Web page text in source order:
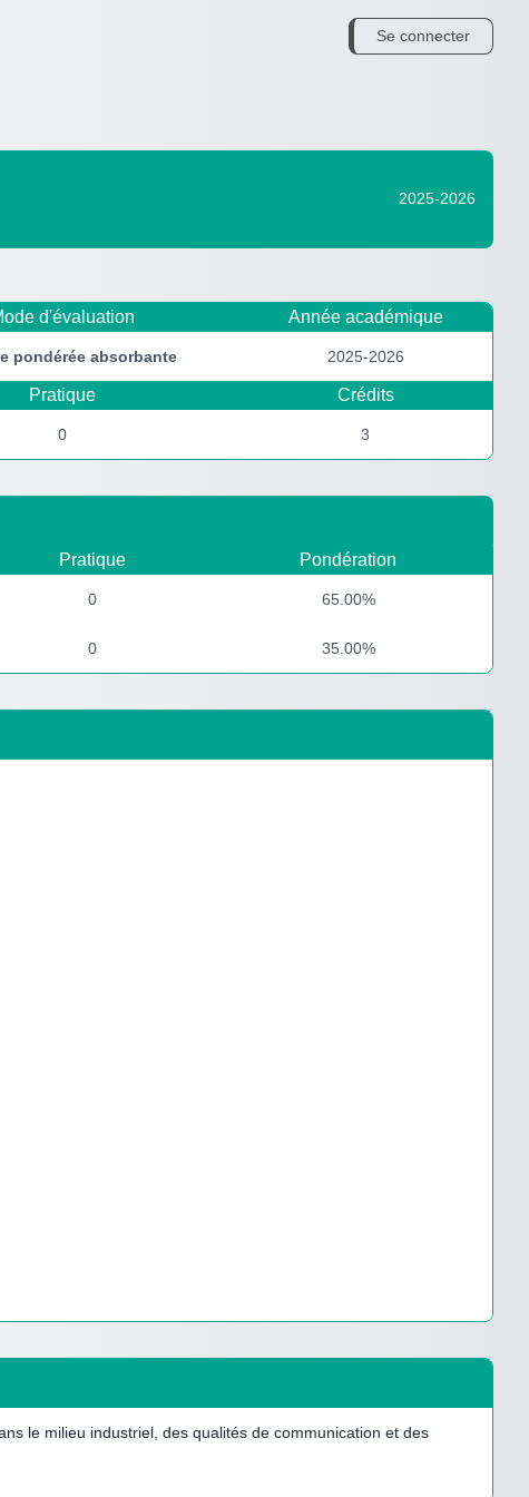
Se connecter
2025-2026
d'évaluation Année académique
pondérée absorbante 2025-2026
Pratique Crédits
0 3
Pratique Pondération
0 65.00%
0 35.00%
le milieu industriel, des qualités de communication et des